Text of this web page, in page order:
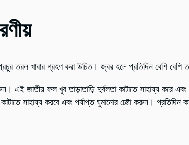
তরল খাবার গ্রহণ করা উচিত। জ্বর হলে প্রতিদিন বেশি বেশি
এই জাতীয় ফল খুব তাড়াতাড়ি দুর্বলতা কাটাতে সাহায্য করে
সাহায্য করবে এবং পর্যাপ্ত ঘুমানোর চেষ্টা করুন।